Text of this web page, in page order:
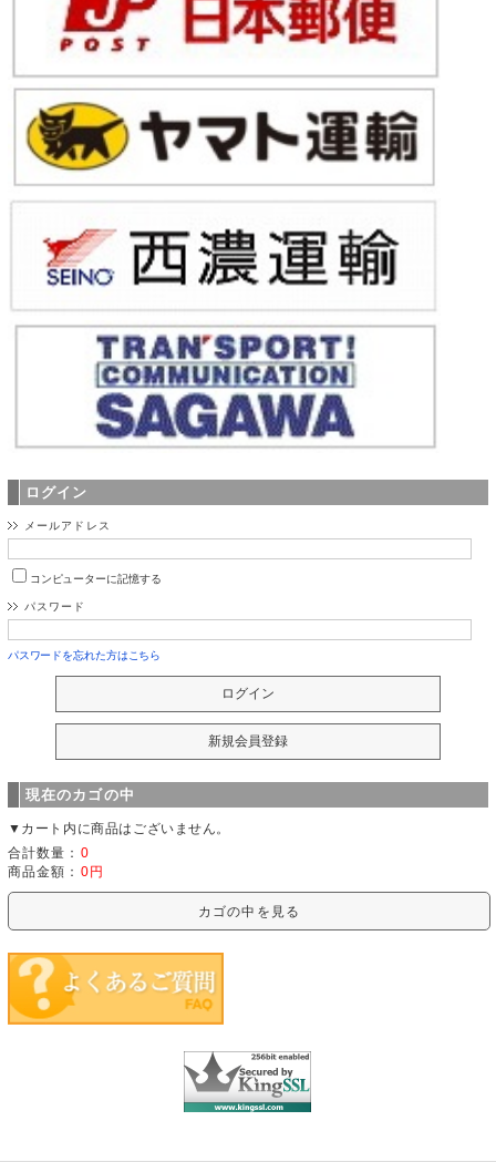
ログイン
メールアドレス
コンピューターに記憶する
パスワード
パスワードを忘れた方はこちら
現在のカゴの中
▼カート内に商品はございません。
合計数量： 0
商品金額： 0円
カゴの中を見る